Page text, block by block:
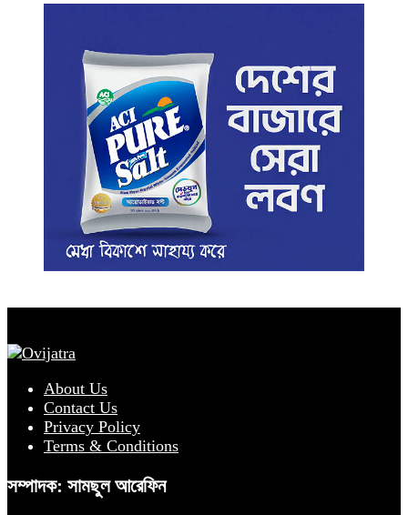
About Us
Contact Us
Privacy Policy
Terms & Conditions
সম্পাদক: সামছুল আরেফিন